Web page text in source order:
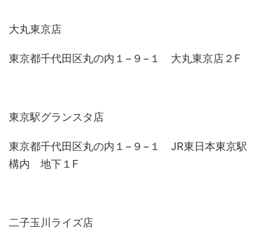
大丸東京店
東京都千代田区丸の内１−９−１ 大丸東京店２F
東京駅グランスタ店
東京都千代田区丸の内１−９−１ JR東日本東京駅
構内 地下１F
二子玉川ライズ店